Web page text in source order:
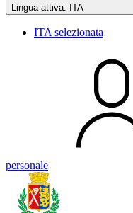
Lingua attiva: ITA
ITA selezionata
personale